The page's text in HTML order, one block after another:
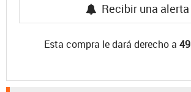
Recibir una alerta
Esta compra le dará derecho a 49